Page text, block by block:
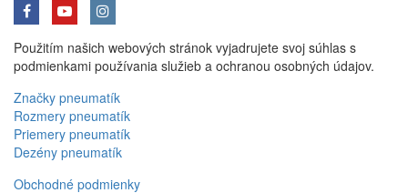
Použitím našich webových stránok vyjadrujete svoj súhlas s
podmienkami používania služieb a ochranou osobných údajov.
Značky pneumatík
Rozmery pneumatík
Priemery pneumatík
Dezény pneumatík
Obchodné podmienky